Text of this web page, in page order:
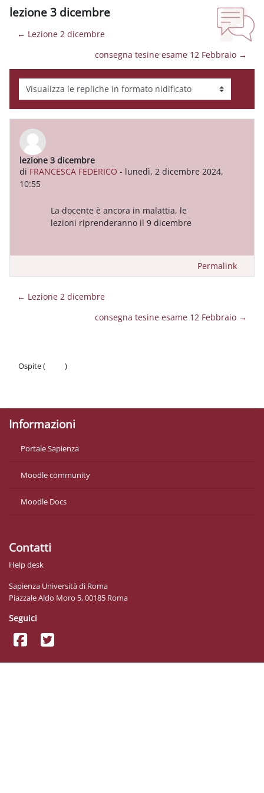
lezione 3 dicembre
← Lezione 2 dicembre
consegna tesine esame 12 Febbraio →
Modalità visualizzazione
lezione 3 dicembre
di FRANCESCA FEDERICO - lunedì, 2 dicembre 2024,
10:55
Numero di risposte: 0
La docente è ancora in malattia, le
lezioni riprenderanno il 9 dicembre
Permalink
← Lezione 2 dicembre
consegna tesine esame 12 Febbraio →
Ospite (
)
Informazioni
Portale Sapienza
Moodle community
Moodle Docs
Contatti
Help desk
Sapienza Università di Roma
Piazzale Aldo Moro 5, 00185 Roma
Seguici